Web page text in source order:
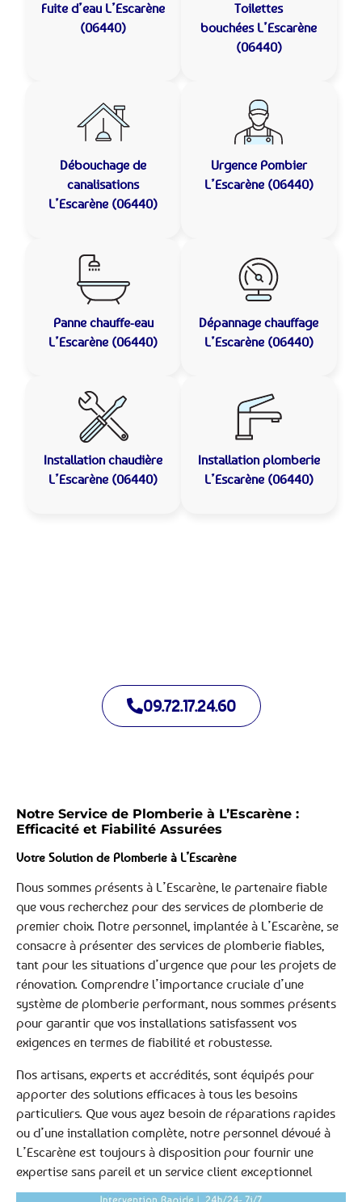
Fuite d’eau L’Escarène
(06440)
Toilettes
bouchées L’Escarène
(06440)
Débouchage de
canalisations
L’Escarène (06440)
Urgence Pombier
L’Escarène (06440)
Panne chauffe-eau
L’Escarène (06440)
Dépannage chauffage
L’Escarène (06440)
Installation chaudière
L’Escarène (06440)
Installation plomberie
L’Escarène (06440)
09.72.17.24.60
Notre Service de Plomberie à L’Escarène :
Efficacité et Fiabilité Assurées
Votre Solution de Plomberie à L’Escarène
Nous sommes présents à L’Escarène, le partenaire fiable
que vous recherchez pour des services de plomberie de
premier choix. Notre personnel, implantée à L’Escarène, se
consacre à présenter des services de plomberie fiables,
tant pour les situations d’urgence que pour les projets de
rénovation. Comprendre l’importance cruciale d’une
système de plomberie performant, nous sommes présents
pour garantir que vos installations satisfassent vos
exigences en termes de fiabilité et robustesse.
Nos artisans, experts et accrédités, sont équipés pour
apporter des solutions efficaces à tous les besoins
particuliers. Que vous ayez besoin de réparations rapides
ou d’une installation complète, notre personnel dévoué à
L’Escarène est toujours à disposition pour fournir une
expertise sans pareil et un service client exceptionnel